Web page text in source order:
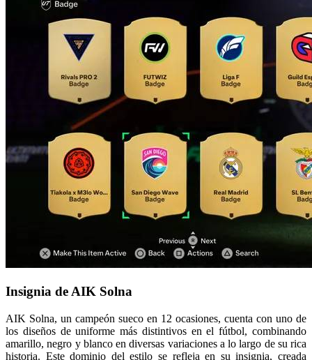
Insignia de AIK Solna
AIK Solna, un campeón sueco en 12 ocasiones, cuenta con uno de
los diseños de uniforme más distintivos en el fútbol, combinando
amarillo, negro y blanco en diversas variaciones a lo largo de su rica
historia. Este dominio del estilo se refleja en su insignia, creada